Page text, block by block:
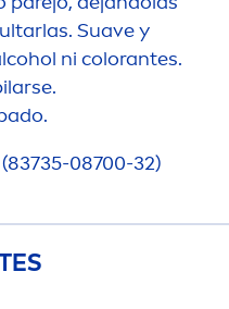
Suave y
ni colorantes.
08700-32)